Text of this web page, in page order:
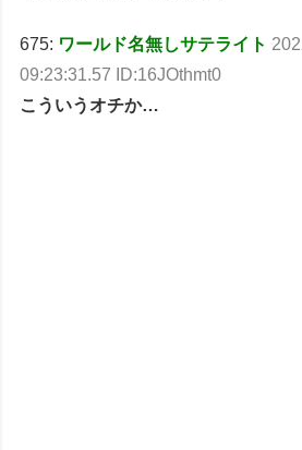
675: ワールド名無しサテライト
09:23:31.57 ID:16JOthmt0
こういうオチか…